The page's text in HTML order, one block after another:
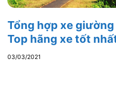
Tổng hợp xe giường
Top hãng xe tốt
03/03/2021